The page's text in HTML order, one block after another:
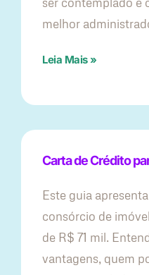
melhor
Leia Mais »
Carta de Crédito
Este guia
consórcio de
de R$ 71 mil.
vantagens, quem